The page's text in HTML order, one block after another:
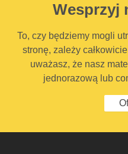
Wesprzyj
To, czy będziemy mogli
stronę, zależy
uważasz, że nasz
jednorazową lub